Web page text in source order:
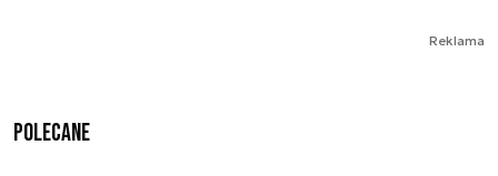
Reklama
Polecane